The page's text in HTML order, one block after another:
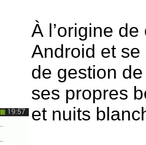
À l’origine
Android et se
de gestion
ses propres
et nuits